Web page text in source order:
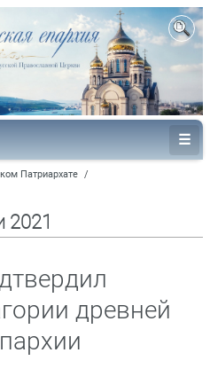
Патриархате /
2021
древней